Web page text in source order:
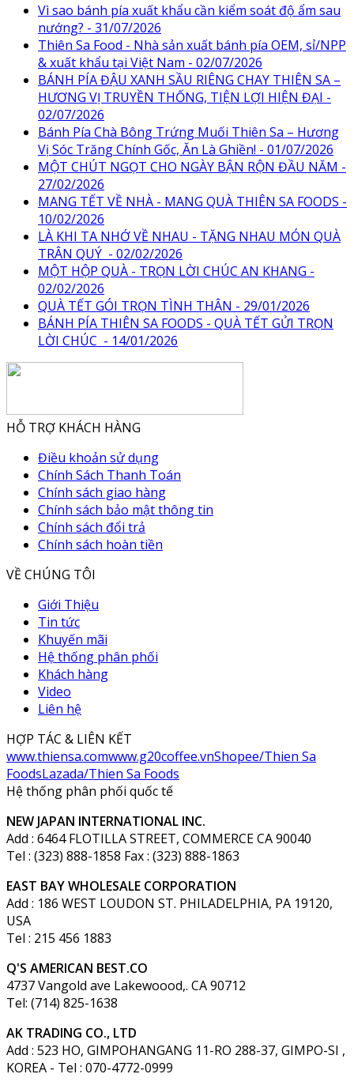
Vì sao bánh pía xuất khẩu cần kiểm soát độ ẩm sau
nướng? - 31/07/2026
Thiên Sa Food - Nhà sản xuất bánh pía OEM, sỉ/NPP
& xuất khẩu tại Việt Nam - 02/07/2026
BÁNH PÍA ĐẬU XANH SẦU RIÊNG CHAY THIÊN SA –
HƯƠNG VỊ TRUYỀN THỐNG, TIỆN LỢI HIỆN ĐẠI -
02/07/2026
Bánh Pía Chà Bông Trứng Muối Thiên Sa – Hương
Vị Sóc Trăng Chính Gốc, Ăn Là Ghiền! - 01/07/2026
MỘT CHÚT NGỌT CHO NGÀY BẬN RỘN ĐẦU NĂM -
27/02/2026
MANG TẾT VỀ NHÀ - MANG QUÀ THIÊN SA FOODS -
10/02/2026
LÀ KHI TA NHỚ VỀ NHAU - TẶNG NHAU MÓN QUÀ
TRÂN QUÝ - 02/02/2026
MỘT HỘP QUÀ - TRỌN LỜI CHÚC AN KHANG -
02/02/2026
QUÀ TẾT GÓI TRỌN TÌNH THÂN - 29/01/2026
BÁNH PÍA THIÊN SA FOODS - QUÀ TẾT GỬI TRỌN
LỜI CHÚC - 14/01/2026
HỖ TRỢ KHÁCH HÀNG
Điều khoản sử dụng
Chính Sách Thanh Toán
Chính sách giao hàng
Chính sách bảo mật thông tin
Chính sách đổi trả
Chính sách hoàn tiền
VỀ CHÚNG TÔI
Giới Thiệu
Tin tức
Khuyến mãi
Hệ thống phân phối
Khách hàng
Video
Liên hệ
HỢP TÁC & LIÊN KẾT
www.thiensa.comwww.g20coffee.vnShopee/Thien Sa
FoodsLazada/Thien Sa Foods
Hệ thống phân phối quốc tế
NEW JAPAN INTERNATIONAL INC.
Add : 6464 FLOTILLA STREET, COMMERCE CA 90040
Tel : (323) 888-1858 Fax : (323) 888-1863
EAST BAY WHOLESALE CORPORATION
Add : 186 WEST LOUDON ST. PHILADELPHIA, PA 19120,
USA
Tel : 215 456 1883
Q'S AMERICAN BEST.CO
4737 Vangold ave Lakewoood,. CA 90712
Tel: (714) 825-1638
AK TRADING CO., LTD
Add : 523 HO, GIMPOHANGANG 11-RO 288-37, GIMPO-SI ,
KOREA - Tel : 070-4772-0999